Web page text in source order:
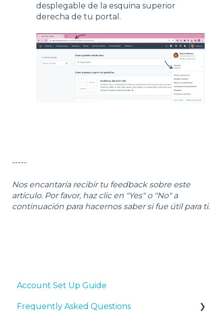
desplegable de la esquina superior
derecha de tu portal.
-----
Nos encantaría recibir tu feedback sobre este
artículo. Por favor, haz clic en "Yes" o "No" a
continuación para hacernos saber si fue útil para ti.
Account Set Up Guide
Frequently Asked Questions